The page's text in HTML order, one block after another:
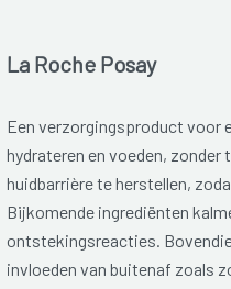
La Roche Posay
Een verzorgingsproduct voor
hydrateren en voeden,
huidbarrière te herstellen,
Bijkomende ingrediënten
ontstekingsreacties.
invloeden van buitenaf zoals